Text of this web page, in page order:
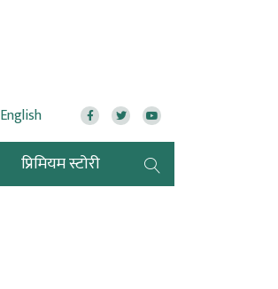
English
प्रिमियम स्टोरी